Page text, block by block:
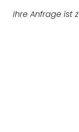
Ihre Anfrage ist